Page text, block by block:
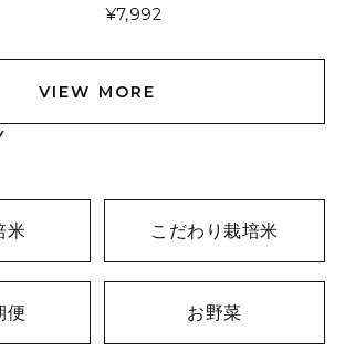
¥7,992
VIEW MORE
米 こだわり栽培米
便 お野菜